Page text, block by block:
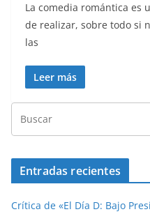
La comedia romántica es
de realizar, sobre todo si
las
Leer más
Entradas recientes
Crítica de «El Día D: Bajo